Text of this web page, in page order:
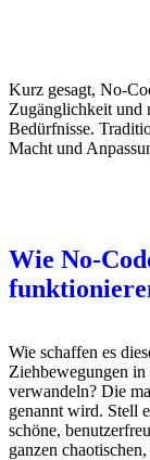
Kurz gesagt, No-
Zugänglichkeit und
Bedürfnisse.
Macht und
Wie No-
Wie schaffen es
Ziehbewegungen
verwandeln? Die
genannt wird. Stell
schöne,
ganzen